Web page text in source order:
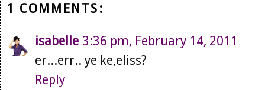
1 COMMENTS:
isabelle 3:36 pm, February 14, 2011
er...err.. ye ke,eliss?
Reply